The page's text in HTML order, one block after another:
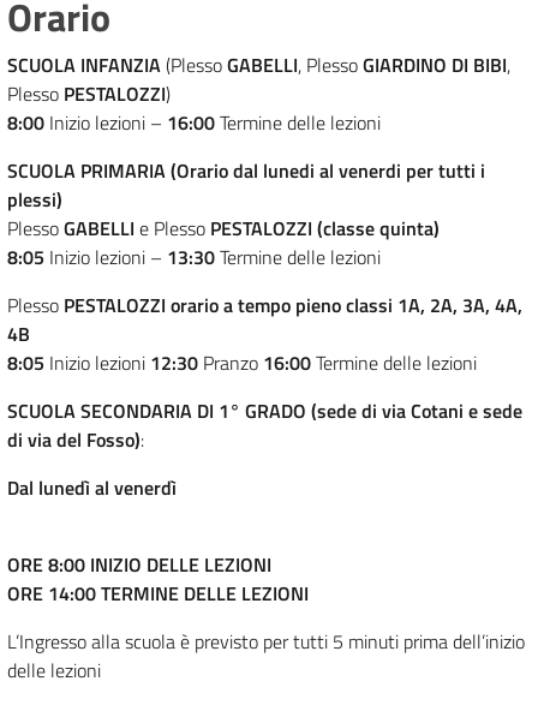
Orario
SCUOLA INFANZIA(PlessoGABELLI, PlessoGIARDINO DI BIBI,
Plesso PESTALOZZI)
8:00 Inizio lezioni – 16:00Termine delle lezioni
SCUOLA PRIMARIA (Orario dal lunedi al venerdi per tutti i
plessi)
PlessoGABELLI e Plesso PESTALOZZI (classe quinta)
8:05 Inizio lezioni – 13:30Termine delle lezioni
Plesso PESTALOZZI orario a tempo pienoclassi 1A, 2A, 3A, 4A,
4B
8:05 Inizio lezioni 12:30 Pranzo 16:00Termine delle lezioni
SCUOLA SECONDARIA DI 1° GRADO (sede di via Cotani e sede
di via del Fosso):
Dal lunedì al venerdì
ORE 8:00 INIZIO DELLE LEZIONI
ORE 14:00 TERMINE DELLE LEZIONI
L’Ingresso alla scuola è previsto per tutti 5 minuti prima dell’inizio
delle lezioni